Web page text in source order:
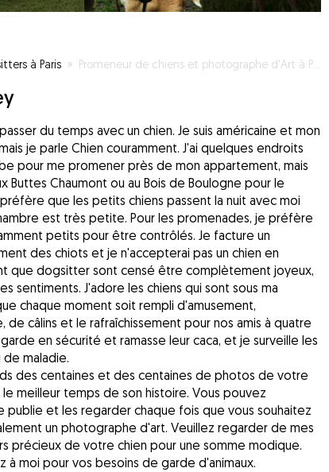
à Paris » Promeneur de chiens et photographe d'Art à Paris!
du temps avec un chien. Je suis américaine et mon
je parle Chien couramment. J'ai quelques endroits
pour me promener près de mon appartement, mais
Chaumont ou au Bois de Boulogne pour le
que les petits chiens passent la nuit avec moi
est très petite. Pour les promenades, je préfère
petits pour être contrôlés. Je facture un
des chiots et je n'accepterai pas un chien en
que dogsitter sont censé être complètement joyeux,
sentiments. J'adore les chiens qui sont sous ma
chaque moment soit rempli d'amusement,
câlins et le rafraîchissement pour nos amis à quatre
en sécurité et ramasse leur caca, et je surveille les
maladie.
des centaines et des centaines de photos de votre
meilleur temps de son histoire. Vous pouvez
publie et les regarder chaque fois que vous souhaitez
un photographe d'art. Veuillez regarder de mes
précieux de votre chien pour une somme modique.
à moi pour vos besoins de garde d'animaux.